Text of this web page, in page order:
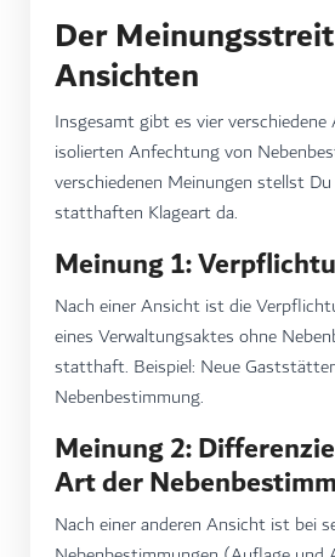
Der
Ansichten
Insgesamt gibt es vier
isolierten Anfechtung von
verschiedenen Meinungen stellst
statthaften Klageart da.
Meinung 1:
Nach einer Ansicht ist die
eines Verwaltungsaktes ohne
statthaft. Beispiel: Neue
Nebenbestimmung.
Meinung 2:
Art der
Nach einer anderen Ansicht ist bei